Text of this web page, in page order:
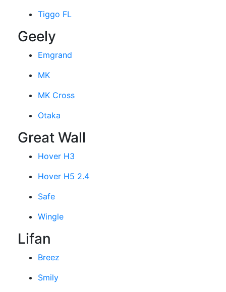
Tiggo FL
Geely
Emgrand
MK
MK Cross
Otaka
Great Wall
Hover H3
Hover H5 2.4
Safe
Wingle
Lifan
Breez
Smily